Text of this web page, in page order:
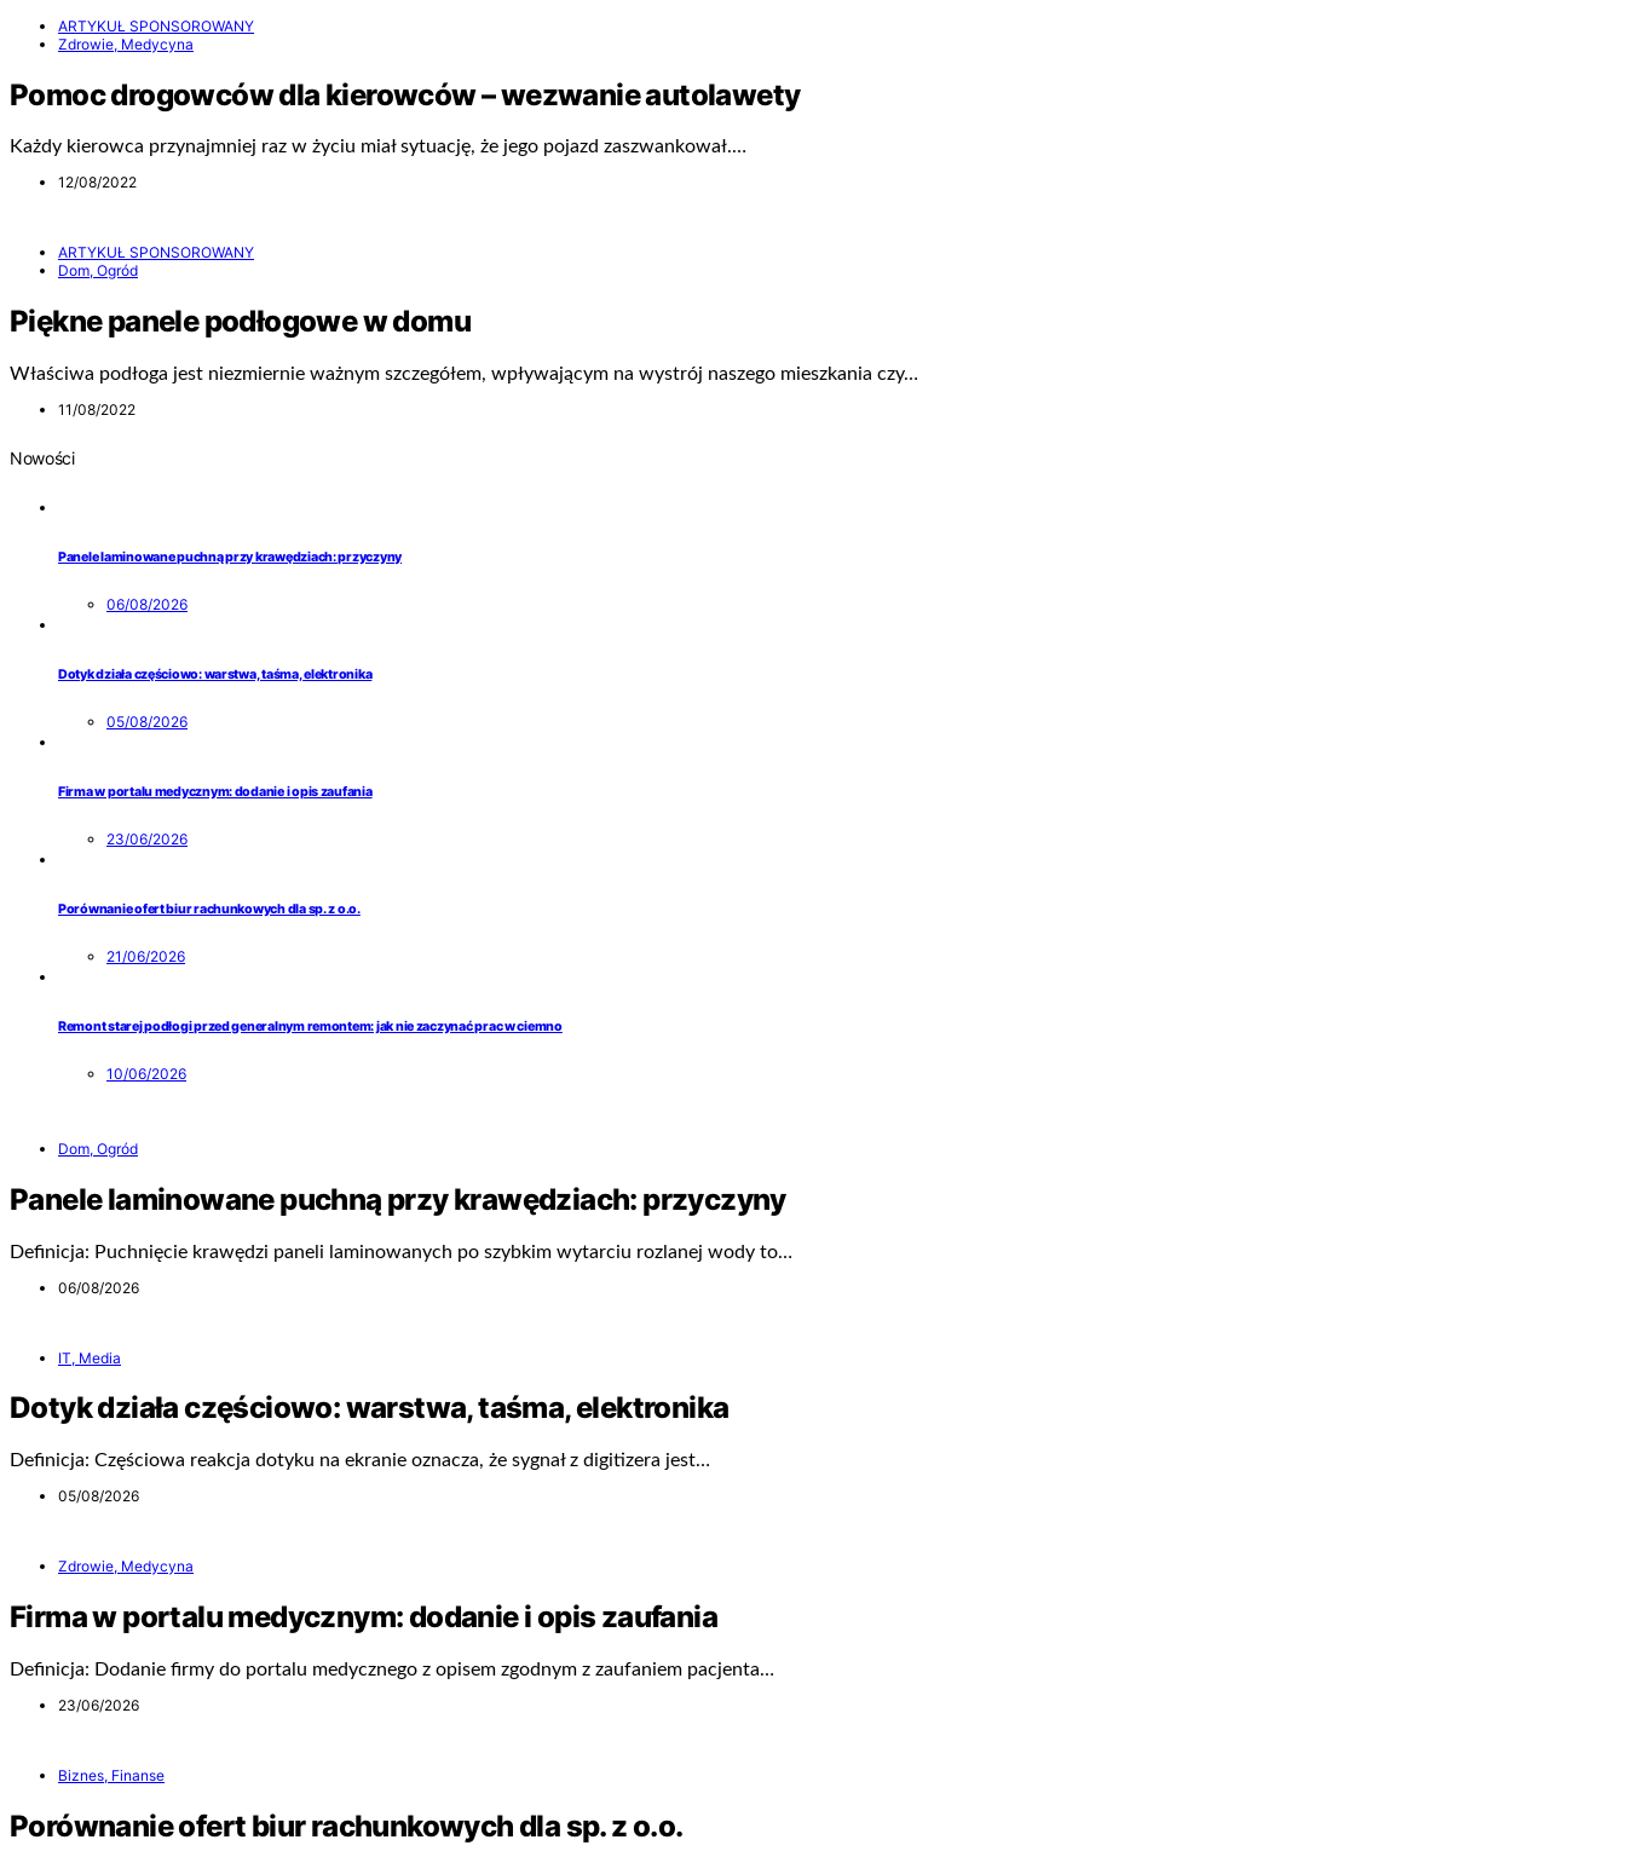
ARTYKUŁ SPONSOROWANY
Zdrowie, Medycyna
Pomoc drogowców dla kierowców – wezwanie autolawety
Każdy kierowca przynajmniej raz w życiu miał sytuację, że jego pojazd zaszwankował.…
12/08/2022
ARTYKUŁ SPONSOROWANY
Dom, Ogród
Piękne panele podłogowe w domu
Właściwa podłoga jest niezmiernie ważnym szczegółem, wpływającym na wystrój naszego mieszkania czy…
11/08/2022
Nowości
Panele laminowane puchną przy krawędziach: przyczyny
06/08/2026
Dotyk działa częściowo: warstwa, taśma, elektronika
05/08/2026
Firma w portalu medycznym: dodanie i opis zaufania
23/06/2026
Porównanie ofert biur rachunkowych dla sp. z o.o.
21/06/2026
Remont starej podłogi przed generalnym remontem: jak nie zaczynać prac w ciemno
10/06/2026
Dom, Ogród
Panele laminowane puchną przy krawędziach: przyczyny
Definicja: Puchnięcie krawędzi paneli laminowanych po szybkim wytarciu rozlanej wody to…
06/08/2026
IT, Media
Dotyk działa częściowo: warstwa, taśma, elektronika
Definicja: Częściowa reakcja dotyku na ekranie oznacza, że sygnał z digitizera jest…
05/08/2026
Zdrowie, Medycyna
Firma w portalu medycznym: dodanie i opis zaufania
Definicja: Dodanie firmy do portalu medycznego z opisem zgodnym z zaufaniem pacjenta…
23/06/2026
Biznes, Finanse
Porównanie ofert biur rachunkowych dla sp. z o.o.